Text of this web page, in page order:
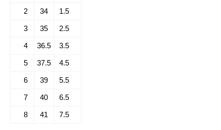
2 34 1.5
3 35 2.5
4 36.5 3.5
5 37.5 4.5
6 39 5.5
7 40 6.5
8 41 7.5